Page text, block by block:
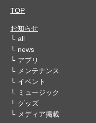
TOP
お知らせ
all
news
アプリ
メンテナンス
イベント
ミュージック
グッズ
メディア掲載